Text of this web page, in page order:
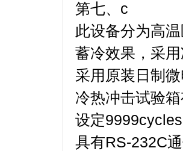
第七、c
此设备分为高温
蓄冷效果，采
采用原装日制微
冷热冲击试验箱
设定
具有RS-232C通